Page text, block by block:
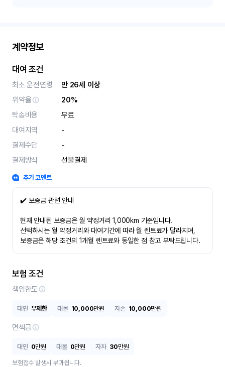
계약정보
대여 조건
최소 운전연령
만 26세 이상
위약율
20%
탁송비용
무료
대여지역
-
결제수단
-
결제방식
선불결제
추가 코멘트
✔️ 보증금 관련 안내
현재 안내된 보증금은 월 약정거리 1,000km 기준입니다.
선택하시는 월 약정거리와 대여기간에 따라 월 렌트료가 달라지며,
보증금은 해당 조건의 1개월 렌트료와 동일한 점 참고 부탁드립니다.
보험 조건
책임한도
대인 무제한 대물 10,000만원 자손 10,000만원
면책금
대인 0만원 대물 0만원 자차 30만원
보험접수 발생시 부과됩니다.